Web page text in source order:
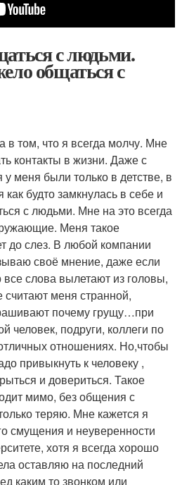
с людьми.
общаться с
в том, что я всегда молчу. Мне
контакты в жизни. Даже с
меня были только в детстве, в
будто замкнулась в себе и
с людьми. Мне на это всегда
Меня такое
до слез. В любой компании
своё мнение, даже если
все слова вылетают из головы,
меня странной,
почему грущу…при
человек, подруги, коллеги по
отношениях. Но,чтобы
привыкнуть к человеку ,
и довериться. Такое
мимо, без общения с
теряю. Мне кажется я
смущения и неуверенности
хотя я всегда хорошо
оставляю на последний
каким то звонком или